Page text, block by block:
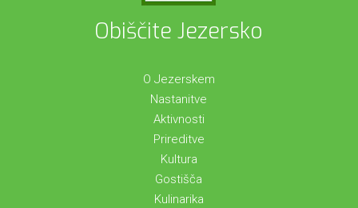
Obiščite Jezersko
O Jezerskem
Nastanitve
Aktivnosti
Prireditve
Kultura
Gostišča
Kulinarika